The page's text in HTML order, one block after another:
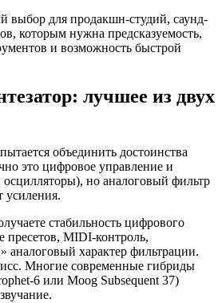
выбор для продакшн-студий, саунд-
которым нужна предсказуемость,
и возможность быстрой
лучшее из двух
объединить достоинства
это цифровое управление и
осцилляторы), но аналоговый фильтр
усиления.
стабильность цифрового
пресетов, MIDI-контроль,
характер фильтрации.
Многие современные гибриды
6 или Moog Subsequent 37)